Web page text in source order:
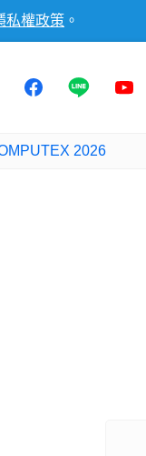
私權政策 。
2026